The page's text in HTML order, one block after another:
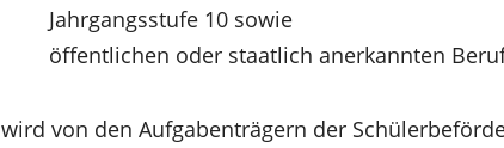
Jahrgangsstufe 10 sowie
öffentlichen oder staatlich anerkannten
wird von den Aufgabenträgern der